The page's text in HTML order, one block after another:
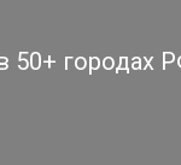
50+ городах